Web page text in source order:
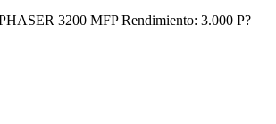
3200 MFP Rendimiento: 3.000 P?